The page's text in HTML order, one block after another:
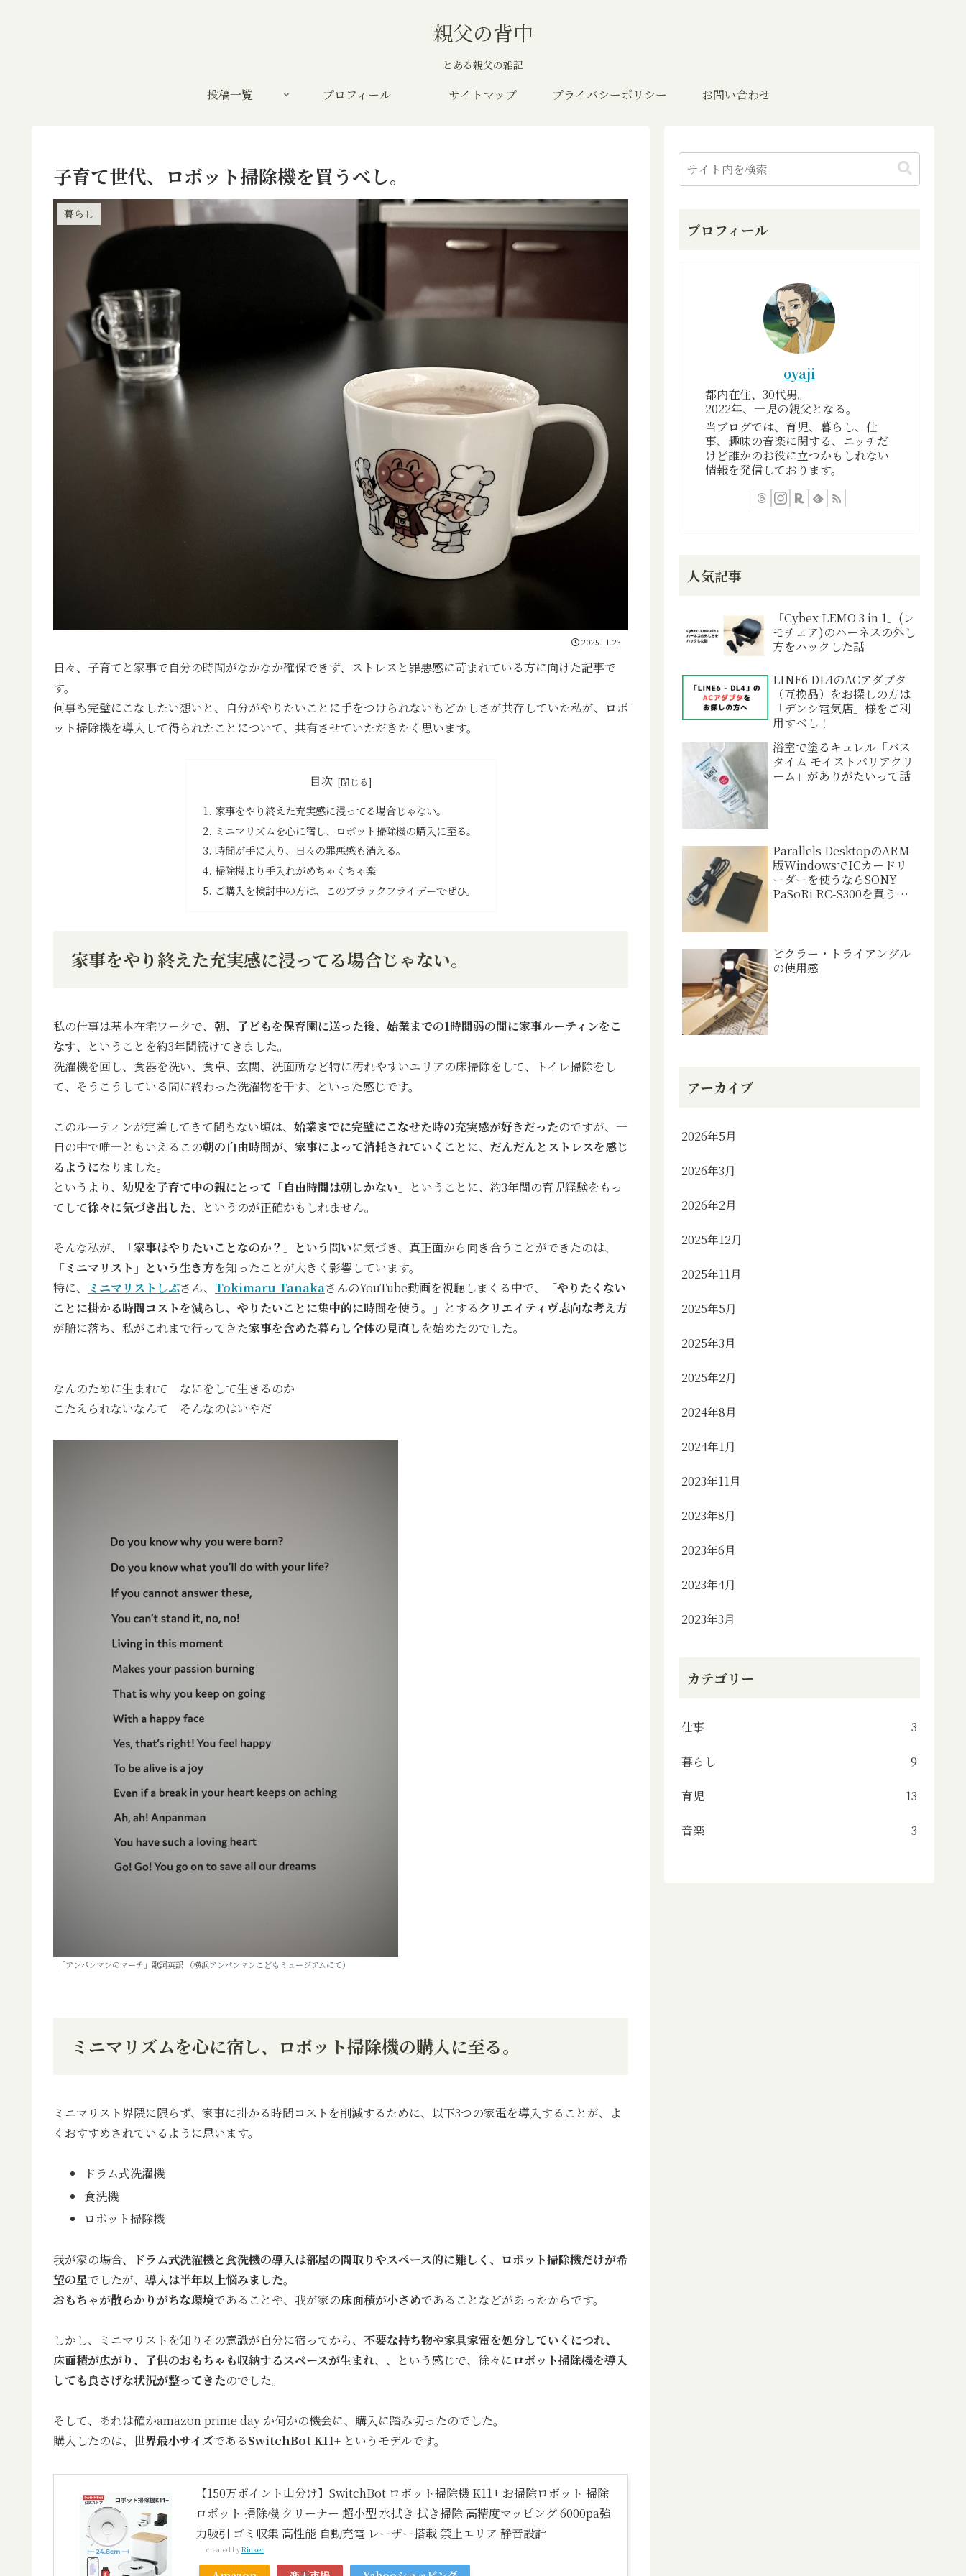
親父の背中
とある親父の雑記
投稿一覧 プロフィール サイトマップ プライバシーポリシー お問い合わせ
子育て世代、ロボット掃除機を買うべし。
暮らし
2025.11.23
日々、子育てと家事で自分の時間がなかなか確保できず、ストレスと罪悪感に苛まれている方に向けた記事で
す。
何事も完璧にこなしたい想いと、自分がやりたいことに手をつけられないもどかしさが共存していた私が、ロボ
ット掃除機を導入して得られたことについて、共有させていただきたく思います。
目次
家事をやり終えた充実感に浸ってる場合じゃない。
ミニマリズムを心に宿し、ロボット掃除機の購入に至る。
時間が手に入り、日々の罪悪感も消える。
掃除機より手入れがめちゃくちゃ楽
ご購入を検討中の方は、このブラックフライデーでぜひ。
家事をやり終えた充実感に浸ってる場合じゃない。
私の仕事は基本在宅ワークで、 朝、子どもを保育園に送った後、始業までの1時間弱の間に家事ルーティンをこ
なす、ということを約3年間続けてきました。
洗濯機を回し、食器を洗い、食卓、玄関、洗面所など特に汚れやすいエリアの床掃除をして、トイレ掃除をし
て、そうこうしている間に終わった洗濯物を干す、といった感じです。
このルーティンが定着してきて間もない頃は、 始業までに完璧にこなせた時の充実感が好きだったのですが、一
日の中で唯一ともいえるこの朝の自由時間が、家事によって消耗されていくこと に、 だんだんとストレスを感じ
るようになりました。
というより、 幼児を子育て中の親にとって「自由時間は朝しかない」 ということに、約3年間の育児経験をもっ
てして徐々に気づき出した、というのが正確かもしれません。
そんな私が、「家事はやりたいことなのか？ 」 という問いに気づき、真正面から向き合うことができたのは、
「ミニマリスト」という生き方を知ったことが大きく影響しています。
特に、
ミニマリストしぶさん、 Tokimaru TanakaさんのYouTube動画を視聴しまくる中で、
「やりたくない
ことに掛かる時間コストを減らし、やりたいことに集中的に時間を使う。」 とする クリエイティヴ志向な考え方
が腑に落ち、私がこれまで行ってきた家事を含めた暮らし全体の見直しを始めたのでした。
なんのために生まれて なにをして生きるのか
こたえられないなんて そんなのはいやだ
「アンパンマンのマーチ」歌詞英訳 （横浜アンパンマンこどもミュージアムにて）
ミニマリズムを心に宿し、ロボット掃除機の購入に至る。
ミニマリスト界隈に限らず、家事に掛かる時間コストを削減するために、以下3つの家電を導入することが、よ
くおすすめされているように思います。
ドラム式洗濯機
食洗機
ロボット掃除機
我が家の場合、
ドラム式洗濯機と食洗機の導入は部屋の間取りやスペース的に難しく、ロボット掃除機だけが希
望の星でしたが、 導入は半年以上悩みました。
おもちゃが散らかりがちな環境であることや、我が家の床面積が小さめであることなどがあったからです。
しかし、ミニマリストを知りその意識が自分に宿ってから、 不要な持ち物や家具家電を処分していくにつれ、
床面積が広がり、子供のおもちゃも収納するスペースが生まれ、、という感じで、徐々にロボット掃除機を導入
しても良さげな状況が整ってきたのでした。
そして、あれは確かamazon prime day か何かの機会に、購入に踏み切ったのでした。
購入したのは、 世界最小サイズであるSwitchBot K11+ というモデルです。
【150万ポイント山分け】SwitchBot ロボット掃除機 K11+ お掃除ロボット 掃除
ロボット 掃除機 クリーナー 超小型 水拭き 拭き掃除 高精度マッピング 6000pa強
力吸引 ゴミ収集 高性能 自動充電 レーザー搭載 禁止エリア 静音設計
created byRinker
プロフィール
oyaji
都内在住、30代男。
2022年、一児の親父となる。
当ブログでは、育児、暮らし、仕
事、趣味の音楽に関する、ニッチだ
けど誰かのお役に立つかもしれない
情報を発信しております。
人気記事
「Cybex LEMO 3 in 1」(レ
モチェア)のハーネスの外し
方をハックした話
LINE6 DL4のACアダプタ
（互換品）をお探しの方は
「デンシ電気店」様をご利
用すべし！
浴室で塗るキュレル「バス
タイム モイストバリアクリ
ーム」がありがたいって話
Parallels DesktopのARM
版WindowsでICカードリ
ーダーを使うならSONY
PaSoRi RC-S300を買うべ
ピクラー・トライアングル
の使用感
アーカイブ
2026年5月
2026年3月
2026年2月
2025年12月
2025年11月
2025年5月
2025年3月
2025年2月
2024年8月
2024年1月
2023年11月
2023年8月
2023年6月
2023年4月
2023年3月
カテゴリー
仕事 3
暮らし 9
育児 13
音楽 3